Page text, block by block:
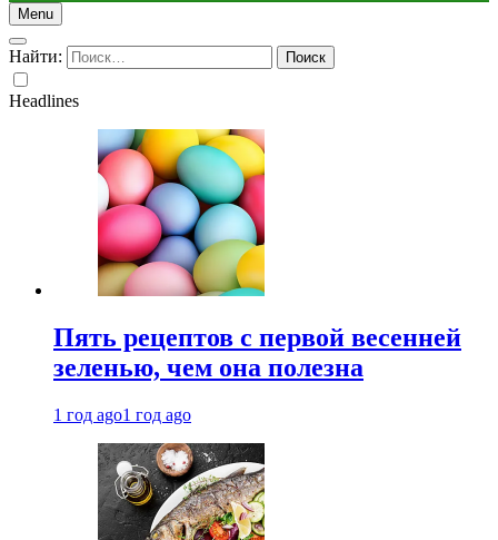
Menu
Найти:
Headlines
Пять рецептов с первой весенней
зеленью, чем она полезна
1 год ago1 год ago